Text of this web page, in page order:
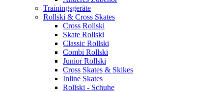
Trainingsgeräte
Rollski & Cross Skates
Cross Rollski
Skate Rollski
Classic Rollski
Combi Rollski
Junior Rollski
Cross Skates & Skikes
Inline Skates
Rollski - Schuhe